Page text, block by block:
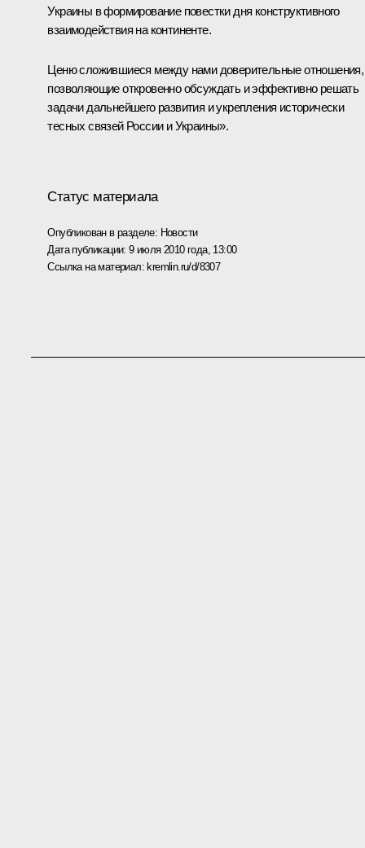
Украины в формирование повестки дня конструктивного
взаимодействия на континенте.
Ценю сложившиеся между нами доверительные отношения,
позволяющие откровенно обсуждать и эффективно решать
задачи дальнейшего развития и укрепления исторически
тесных связей России и Украины».
Статус материала
Опубликован в разделе: Новости
Дата публикации:9 июля 2010 года, 13:00
Ссылка на материал: kremlin.ru/d/8307